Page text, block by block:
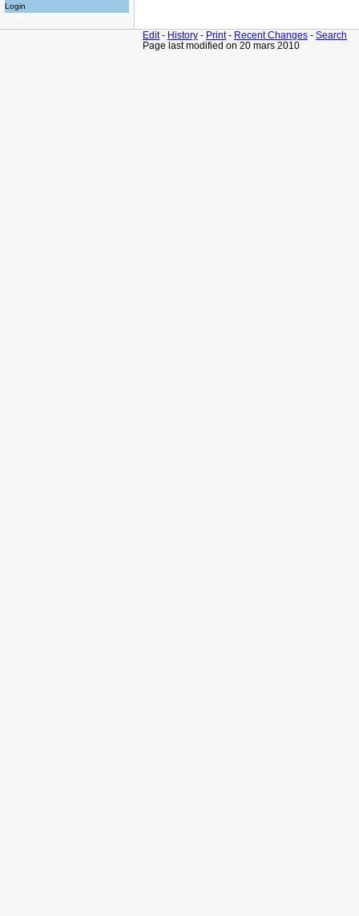
Login
Edit- History - Print- Recent Changes - Search
Page last modified on 20 mars 2010